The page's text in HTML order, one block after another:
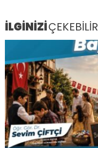
İLGİNİZİÇEKEBİLİR